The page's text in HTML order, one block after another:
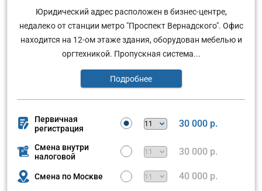
Юридический адрес расположен в бизнес-центре,
недалеко от станции метро "Проспект Вернадского". Офис
находится на 12-ом этаже здания, оборудован мебелью и
оргтехникой. Пропускная система...
Подробнее
Первичная
регистрация
30 000 р.
Смена внутри
налоговой
30 000 р.
Смена по Москве 40 000 р.